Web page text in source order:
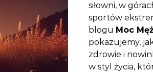
siłowni, w
sportów
blogu Moc
pokazujemy,
zdrowie i
w styl życia,